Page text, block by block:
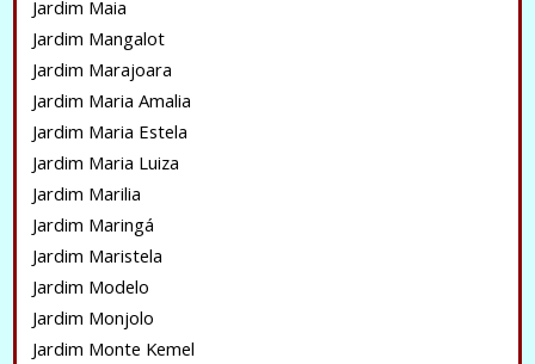
Jardim Maia
Jardim Mangalot
Jardim Marajoara
Jardim Maria Amalia
Jardim Maria Estela
Jardim Maria Luiza
Jardim Marilia
Jardim Maringá
Jardim Maristela
Jardim Modelo
Jardim Monjolo
Jardim Monte Kemel